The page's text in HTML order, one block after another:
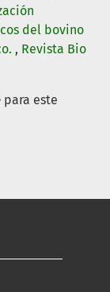
del bovino
, Revista Bio
para este